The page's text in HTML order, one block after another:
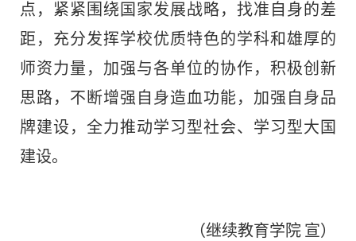
点，紧紧围绕国家发展战略，找准自身的差
距，充分发挥学校优质特色的学科和雄厚的
师资力量，加强与各单位的协作，积极创新
思路，不断增强自身造血功能，加强自身品
牌建设，全力推动学习型社会、学习型大国
建设。
（继续教育学院 宣）